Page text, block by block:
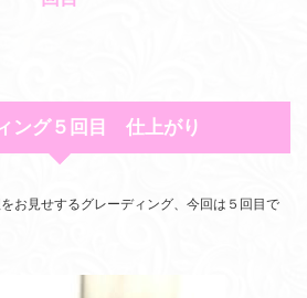
ング５回目 仕上がり
お見せするグレーディング、今回は５回目で